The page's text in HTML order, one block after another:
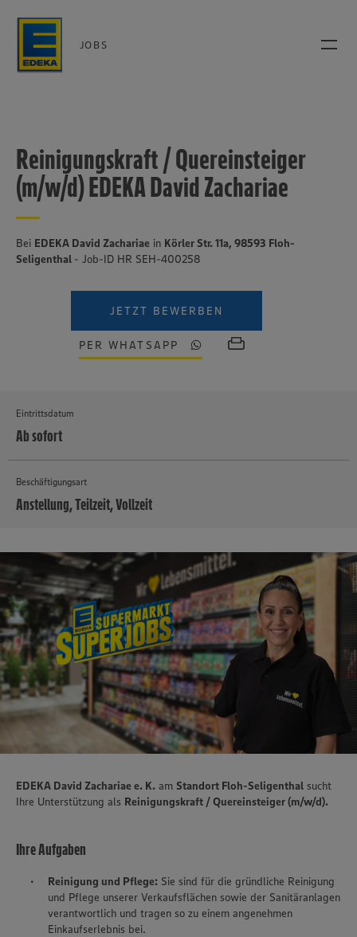
JOBS
Reinigungskraft / Quereinsteiger
(m/w/d) EDEKA David Zachariae
Bei EDEKA David Zachariae in Körler Str. 11a, 98593 Floh-
Seligenthal - Job-ID HR SEH-400258
JETZT BEWERBEN
PER WHATSAPP
Eintrittsdatum
Ab sofort
Beschäftigungsart
Anstellung, Teilzeit, Vollzeit
EDEKA David Zachariae e. K. am Standort Floh-Seligenthal sucht
Ihre Unterstützung als Reinigungskraft / Quereinsteiger (m/w/d).
Ihre Aufgaben
Reinigung und Pflege: Sie sind für die gründliche Reinigung
und Pflege unserer Verkaufsflächen sowie der Sanitäranlagen
verantwortlich und tragen so zu einem angenehmen
Einkaufserlebnis bei.